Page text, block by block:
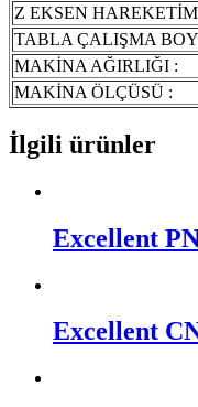
Z EKSEN
TABLA ÇALIŞMA
MAKİNA AĞIRLIĞI :
MAKİNA ÖLÇÜSÜ :
İlgili ürünler
Excellent
Excellent